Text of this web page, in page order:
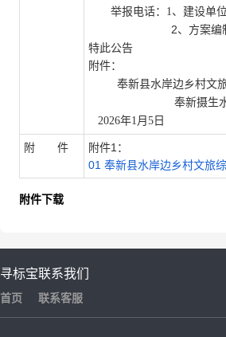
举报电话： 1、 建设单
2、 方案编
特此公告
附件：
奉新县水岸边乡村文旅
奉新摄生
2026年1月5日
附 件
附件1：
01 奉新县水岸边乡村文旅
附件下载
寻标宝
首页
联系我们
联系客服